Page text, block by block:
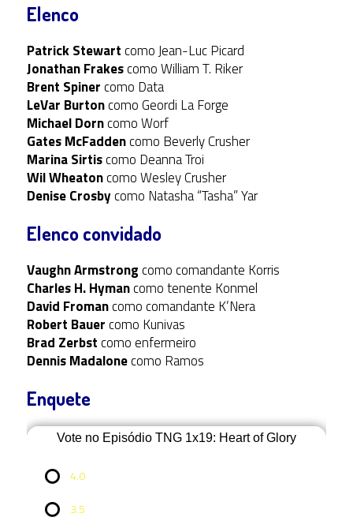
Elenco
Patrick Stewartcomo Jean-Luc Picard
Jonathan Frakescomo William T. Riker
Brent Spinercomo Data
LeVar Burtoncomo Geordi La Forge
Michael Dorncomo Worf
Gates McFaddencomo Beverly Crusher
Marina Sirtiscomo Deanna Troi
Wil Wheatoncomo Wesley Crusher
Denise Crosbycomo Natasha “Tasha” Yar
Elenco convidado
Vaughn Armstrongcomo comandante Korris
Charles H. Hymancomo tenente Konmel
David Fromancomo comandante K’Nera
Robert Bauercomo Kunivas
Brad Zerbstcomo enfermeiro
Dennis Madalonecomo Ramos
Enquete
Vote no Episódio TNG 1x19: Heart of Glory
4.0
3.5